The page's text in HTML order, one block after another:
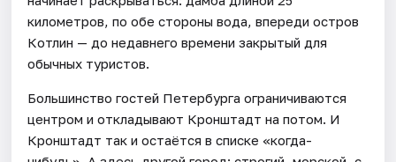
километров, по обе стороны вода, впереди остров
Котлин — до недавнего времени закрытый для
обычных туристов.
Большинство гостей Петербурга ограничиваются
центром и откладывают Кронштадт на потом. И
Кронштадт так и остаётся в списке «когда-